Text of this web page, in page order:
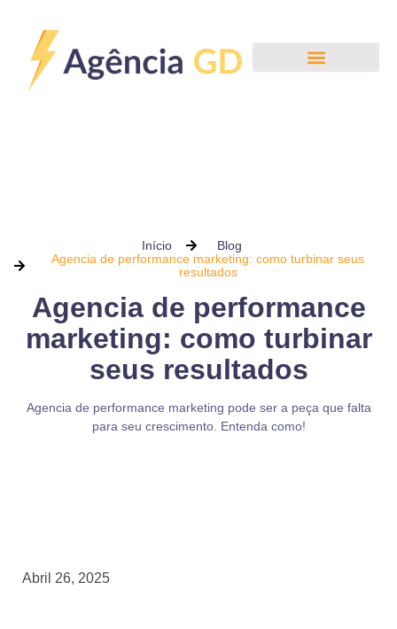
Início
Blog
Agencia de performance marketing: como turbinar seus
resultados
Agencia de performance
marketing: como turbinar
seus resultados
Agencia de performance marketing pode ser a peça que falta
para seu crescimento. Entenda como!
Abril 26, 2025